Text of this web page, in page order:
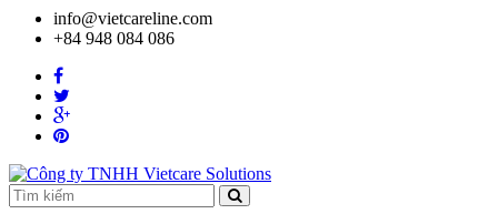
info@vietcareline.com
+84 948 084 086